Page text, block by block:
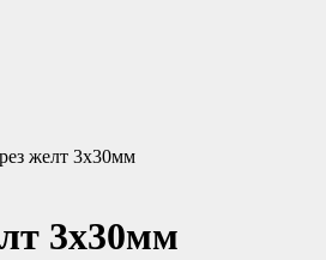
желт 3х30мм
3х30мм